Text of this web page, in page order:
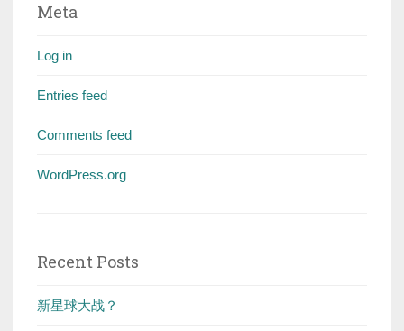
Meta
Log in
Entries feed
Comments feed
WordPress.org
Recent Posts
新星球大战？